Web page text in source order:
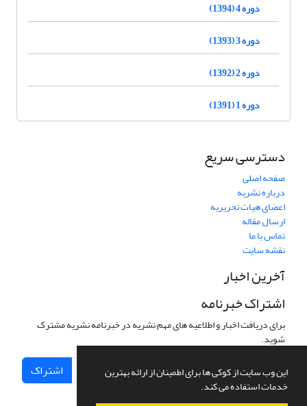
این وب سایت از کوکی ها برای اطمینان از ارائه بهترین
خدمات استفاده می کند.
دوره 4 (1394)
دوره 3 (1393)
دوره 2 (1392)
دوره 1 (1391)
دسترسی سریع
صفحه اصلی
درباره نشریه
اعضای هیات تحریریه
ارسال مقاله
تماس با ما
نقشه سایت
آخرین اخبار
اشتراک خبرنامه
برای دریافت اخبار و اطلاعیه های مهم نشریه در خبرنامه نشریه مشترک
شوید.
اشتراک